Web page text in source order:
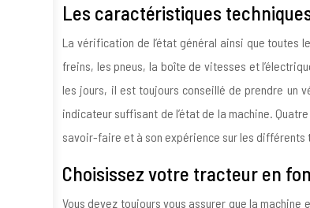
Les caractéristiques
La vérification de l’état général ainsi que
freins, les pneus, la boîte de vitesses et
les jours, il est toujours conseillé de prendre un
indicateur suffisant de l’état de la machine.
savoir-faire et à son expérience sur les
Choisissez votre tracteur en
Vous devez toujours vous assurer que la